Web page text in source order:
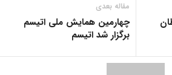
مقاله بعدی
چهارمین همایش ملی اتیسم
برگزار شد اتیسم